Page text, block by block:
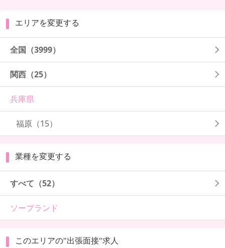
エリアを変更する
全国 （3999）
関西 （25）
兵庫県
福原 （15）
業種を変更する
すべて（52）
ソープランド
このエリアの"出張面接"求人